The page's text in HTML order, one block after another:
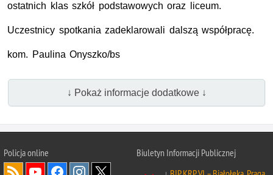
ostatnich klas szkół podstawowych oraz liceum.
Uczestnicy spotkania zadeklarowali dalszą współpracę.
kom. Paulina Onyszko/bs
↓ Pokaż informacje dodatkowe ↓
Policja online
Biuletyn Informacji Publicznej